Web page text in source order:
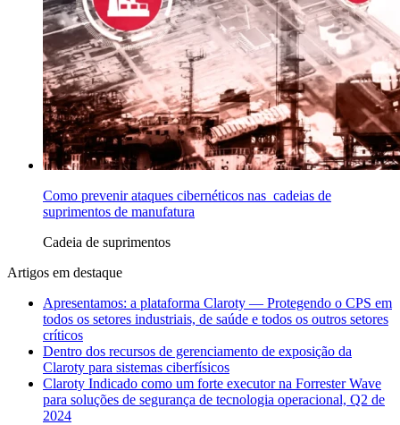
Como prevenir ataques cibernéticos nas cadeias de
suprimentos de manufatura
Cadeia de suprimentos
Artigos em destaque
Apresentamos: a plataforma Claroty — Protegendo o CPS em
todos os setores industriais, de saúde e todos os outros setores
críticos
Dentro dos recursos de gerenciamento de exposição da
Claroty para sistemas ciberfísicos
Claroty Indicado como um forte executor na Forrester Wave
para soluções de segurança de tecnologia operacional, Q2 de
2024